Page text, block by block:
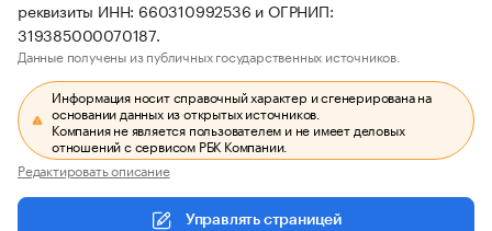
реквизиты ИНН: 660310992536 и ОГРНИП:
319385000070187.
Данные получены из публичных государственных источников.
Информация носит справочный характер и сгенерирована на
основании данных из открытых источников.
Компания не является пользователем и не имеет деловых
отношений с сервисом РБК Компании.
Редактировать описание
Управлять страницей